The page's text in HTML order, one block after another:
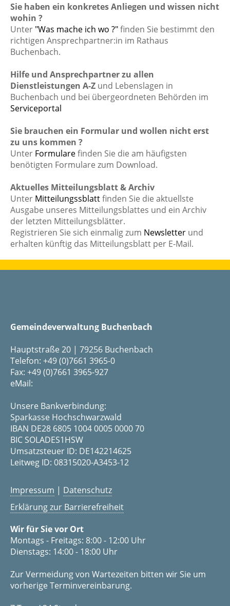
Sie haben ein konkretes Anliegen und wissen nicht
wohin ?
Unter "Was mache ich wo ?"finden Sie bestimmt den
richtigen Ansprechpartner:in im Rathaus
Buchenbach.
Hilfe und Ansprechpartner zu allen
Dienstleistungen A-Z und Lebenslagen in
Buchenbach und bei übergeordneten Behörden im
Serviceportal
Sie brauchen ein Formular und wollen nicht erst
zu uns kommen ?
Unter Formularefinden Sie die am häufigsten
benötigten Formulare zum Download.
Aktuelles Mitteilungsblatt & Archiv
Unter Mitteilungssblattfinden Sie die aktuellste
Ausgabe unseres Mitteilungsblattes und ein Archiv
der letzten Mitteilungsblätter.
Registrieren Sie sich einmalig zum Newsletter und
erhalten künftig das Mitteilungsblatt per E-Mail.
Gemeindeverwaltung Buchenbach
Hauptstraße 20 | 79256 Buchenbach
Telefon: +49 (0)7661 3965-0
Fax: +49 (0)7661 3965-927
eMail:
Unsere Bankverbindung:
Sparkasse Hochschwarzwald
IBAN DE28 6805 1004 0005 0000 70
BIC SOLADES1HSW
Umsatzsteuer ID: DE142214625
Leitweg ID: 08315020-A3453-12
Impressum | Datenschutz
Erklärung zur Barrierefreiheit
Wir für Sie vor Ort
Montags - Freitags: 8:00 - 12:00 Uhr
Dienstags: 14:00 - 18:00 Uhr
Zur Vermeidung von Wartezeiten bitten wir Sie um
vorherige Terminvereinbarung.